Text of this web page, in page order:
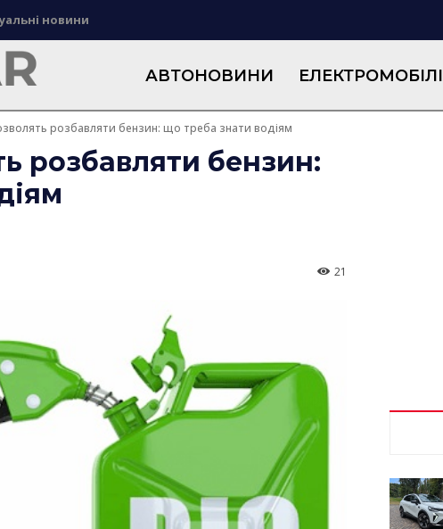
новини
АВТОНОВИНИ ЕЛЕКТРОМОБІЛІ
розбавляти бензин: що треба знати водіям
розбавляти бензин:
21